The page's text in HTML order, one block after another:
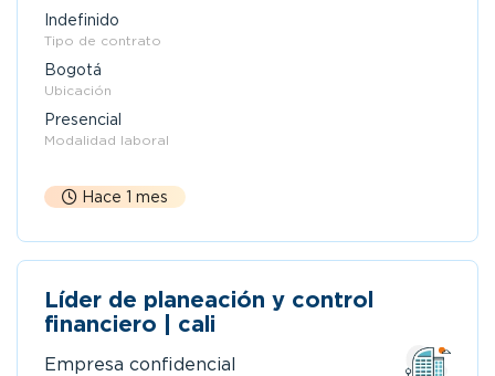
Indefinido
Tipo de contrato
Bogotá
Ubicación
Presencial
Modalidad laboral
Hace 1 mes
Líder de planeación y control
financiero | cali
Empresa confidencial